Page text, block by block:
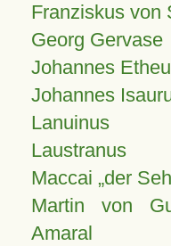
Franziskus von
Georg Gervase
Johannes
Johannes
Lanuinus
Laustranus
Maccai „der
Martin von
Amaral